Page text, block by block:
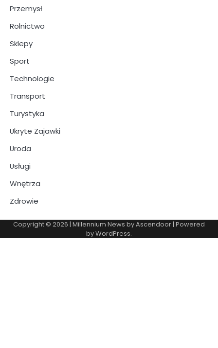
Przemysł
Rolnictwo
Sklepy
Sport
Technologie
Transport
Turystyka
Ukryte Zajawki
Uroda
Usługi
Wnętrza
Zdrowie
Copyright © 2026 | Millennium News byAscendoor| Powered
byWordPress.